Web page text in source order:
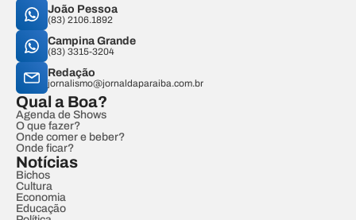
João Pessoa
(83) 2106.1892
Campina Grande
(83) 3315-3204
Redação
jornalismo@jornaldaparaiba.com.br
Qual a Boa?
Agenda de Shows
O que fazer?
Onde comer e beber?
Onde ficar?
Notícias
Bichos
Cultura
Economia
Educação